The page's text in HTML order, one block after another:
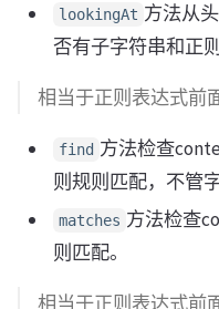
lookingAt 方法从
否有子字符串和正
相当于正则表达式前
find 方法检查
则规则匹配，不管
matches 方法检查
则匹配。
相当于正则表达式前